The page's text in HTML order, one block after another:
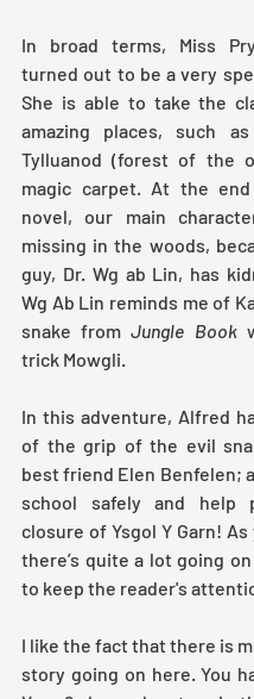
In broad terms, Miss
turned out to be a very
She is able to take the
amazing places, such
Tylluanod (forest of the
magic carpet. At the
novel, our main
missing in the woods,
guy, Dr. Wg ab Lin, has
Wg Ab Lin reminds me of
snake from Jungle Book
trick Mowgli.
In this adventure, Alfred
of the grip of the evil
best friend Elen Benfelen;
school safely and help
closure of Ysgol Y Garn!
there’s quite a lot going
to keep the reader's
I like the fact that there is
story going on here. You